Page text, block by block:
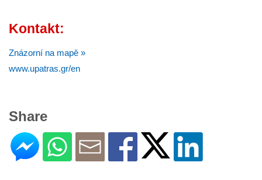
Kontakt:
Znázorní na mapě »
www.upatras.gr/en
Share